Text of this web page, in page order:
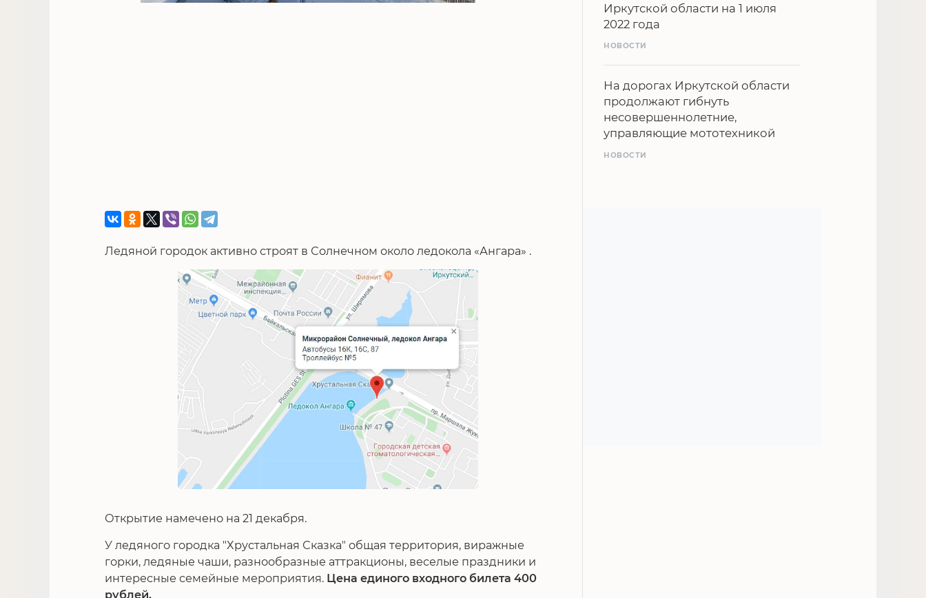
Ледяной городок активно строят в Солнечном около ледокола «Ангара» .
Открытие намечено на 21 декабря.
У ледяного городка "Хрустальная Сказка" общая территория, виражные
горки, ледяные чаши, разнообразные аттракционы, веселые праздники и
интересные семейные мероприятия. Цена единого входного билета 400
рублей.
Иркутской области на 1 июля
2022 года
НОВОСТИ
На дорогах Иркутской области
продолжают гибнуть
несовершеннолетние,
управляющие мототехникой
НОВОСТИ